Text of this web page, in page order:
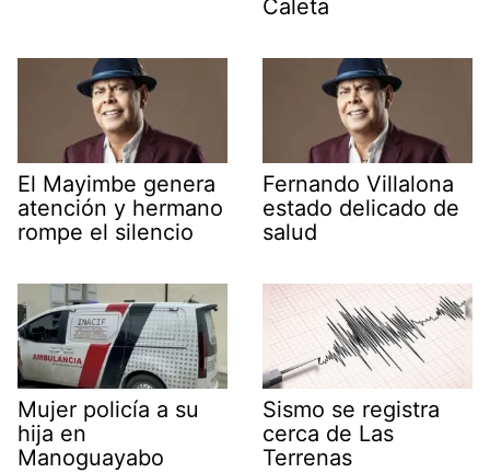
Caleta
El Mayimbe genera
atención y hermano
rompe el silencio
Fernando Villalona
estado delicado de
salud
Mujer policía a su
hija en
Manoguayabo
Sismo se registra
cerca de Las
Terrenas